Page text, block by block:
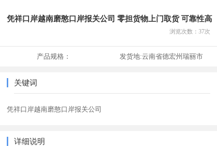
凭祥口岸越南磨憨口岸报关公司 零担货物上门取货 可靠性高
浏览次数： 37次
产品规格： 发货地:云南省德宏州瑞丽市
关键词
凭祥口岸越南磨憨口岸报关公司
详细说明